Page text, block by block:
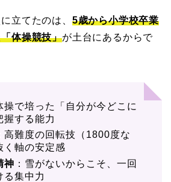
立てたのは、 5歳から小学校卒業
体操競技」が土台にあるからで
操で培った「自分が今どこに
握する能力
高難度の回転技（1800度な
く軸の安定感
神 ：雪がないからこそ、一回
る集中力